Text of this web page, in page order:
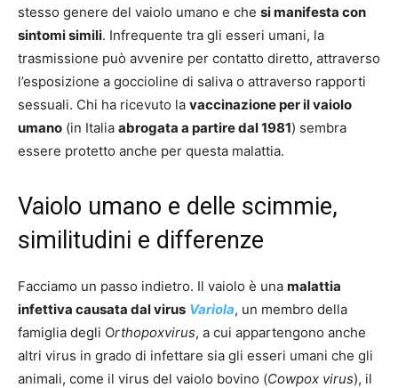
stesso genere del vaiolo umano e che si manifesta con
sintomi simili. Infrequente tra gli esseri umani, la
trasmissione può avvenire per contatto diretto, attraverso
l’esposizione a goccioline di saliva o attraverso rapporti
sessuali. Chi ha ricevuto la vaccinazione per il vaiolo
umano (in Italia abrogata a partire dal 1981) sembra
essere protetto anche per questa malattia.
Vaiolo umano e delle scimmie,
similitudini e differenze
Facciamo un passo indietro. Il vaiolo è una malattia
infettiva causata dal virus Variola, un membro della
famiglia degli Orthopoxvirus, a cui appartengono anche
altri virus in grado di infettare sia gli esseri umani che gli
animali, come il virus del vaiolo bovino (Cowpox virus), il